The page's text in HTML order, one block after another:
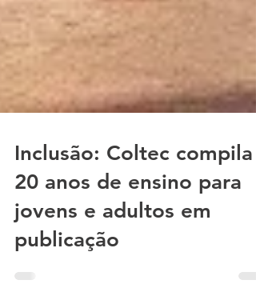
Inclusão: Coltec compila
20 anos de ensino para
jovens e adultos em
publicação